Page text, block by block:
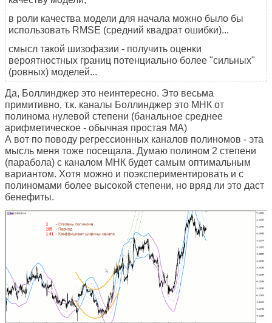
в роли качества модели для начала можно было бы
использовать RMSE (средний квадрат ошибки)...
смысл такой шизофазии - получить оценки
вероятностных границ потенциально более "сильных"
(ровных) моделей...
Да, Боллинджер это неинтересно. Это весьма
примитивно, т.к. каналы Боллинджер это МНК от
полинома нулевой степени (банальное среднее
арифметическое - обычная простая МА)
А вот по поводу регрессионных каналов полиномов - эта
мысль меня тоже посещала. Думаю полином 2 степени
(парабола) с каналом МНК будет самым оптимальным
вариантом. Хотя можно и поэкспериментировать и с
полиномами более высокой степени, но вряд ли это даст
бенефиты.